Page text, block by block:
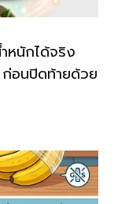
หนักได้จริง
ก่อนปิดท้ายด้วย